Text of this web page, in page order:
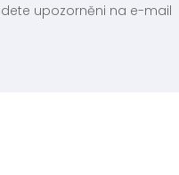
upozorněni na e-mail